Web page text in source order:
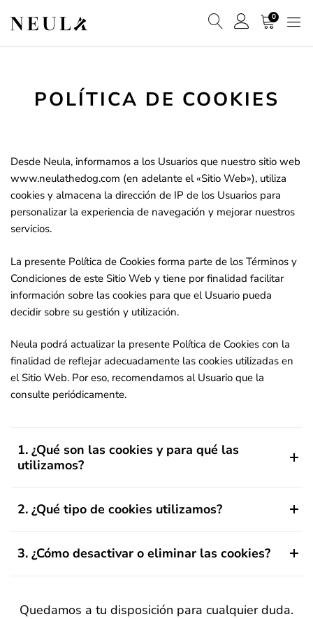
0
POLÍTICA DE COOKIES
Desde Neula, informamos a los Usuarios que nuestro sitio web
www.neulathedog.com (en adelante el «Sitio Web»), utiliza
cookies y almacena la dirección de IP de los Usuarios para
personalizar la experiencia de navegación y mejorar nuestros
servicios.
La presente Política de Cookies forma parte de los Términos y
Condiciones de este Sitio Web y tiene por finalidad facilitar
información sobre las cookies para que el Usuario pueda
decidir sobre su gestión y utilización.
Neula podrá actualizar la presente Política de Cookies con la
finalidad de reflejar adecuadamente las cookies utilizadas en
el Sitio Web. Por eso, recomendamos al Usuario que la
consulte periódicamente.
1. ¿Qué son las cookies y para qué las
utilizamos?
2. ¿Qué tipo de cookies utilizamos?
3. ¿Cómo desactivar o eliminar las cookies?
Quedamos a tu disposición para cualquier duda.